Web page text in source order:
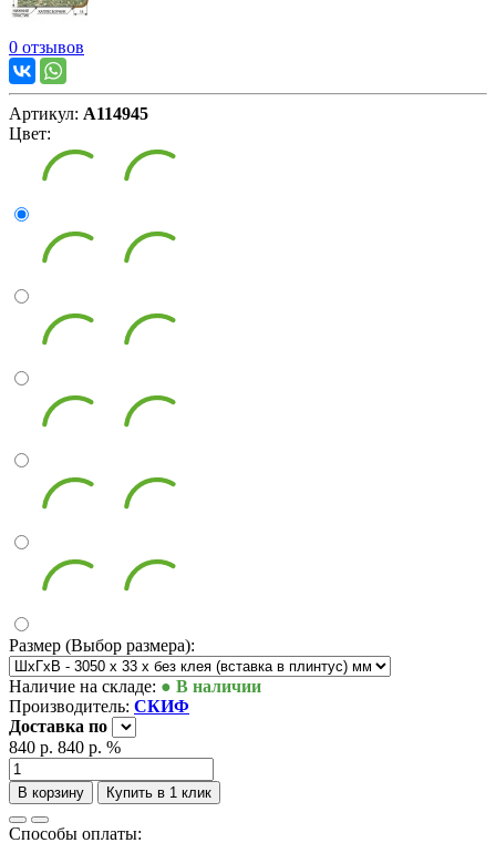
0 отзывов
Артикул: А114945
Цвет:
Размер (Выбор размера):
Наличие на складе: ● В наличии
Производитель: СКИФ
Доставка по
840 р. 840 р. %
В корзину Купить в 1 клик
Способы оплаты: